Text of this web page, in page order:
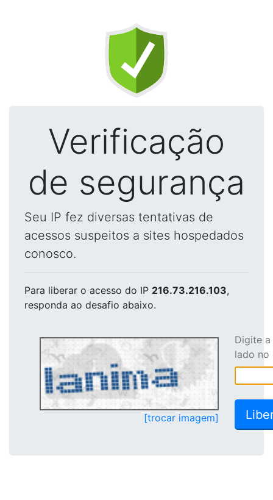
Verificação
de segurança
Seu IP fez diversas tentativas de
acessos suspeitos a sites hospedados
conosco.
Para liberar o acesso do IP 216.73.216.103,
responda ao desafio abaixo.
[trocar imagem]
Digite
lado no